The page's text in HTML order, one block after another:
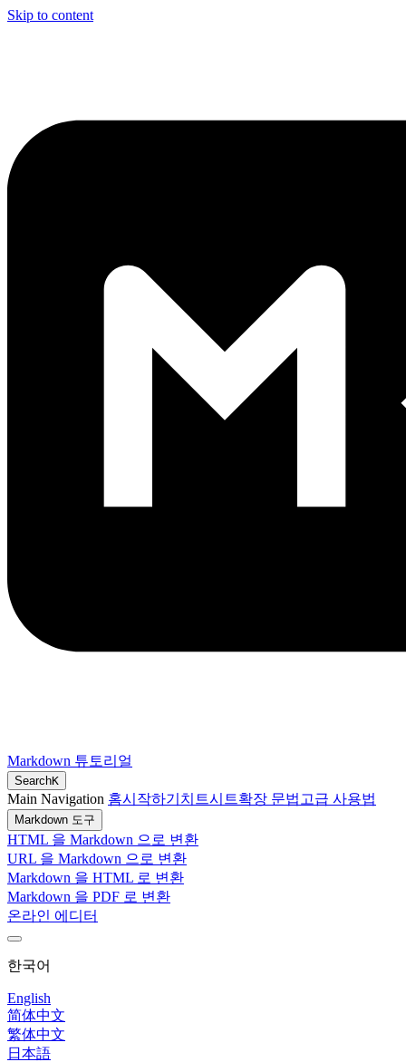
Skip to content
Markdown 튜토리얼
SearchK
Main Navigation 홈시작하기 치트시트확장 문법 고급 사용법
Markdown 도구
HTML 을 Markdown 으로 변환
URL 을 Markdown 으로 변환
Markdown 을 HTML 로 변환
Markdown 을 PDF 로 변환
온라인 에디터
한국어
English
简体中文
繁体中文
日本語